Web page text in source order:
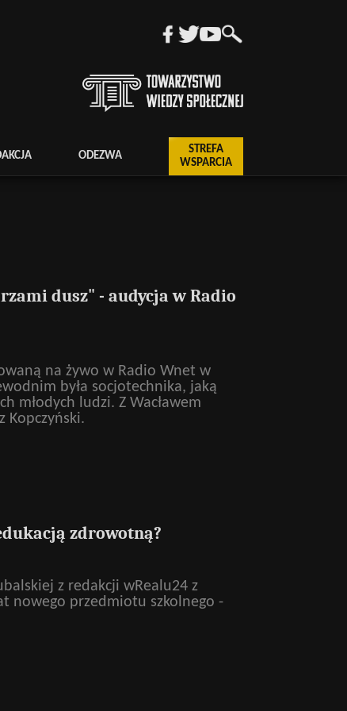
ODEZWA
STREFA
WSPARCIA
dusz" - audycja w Radio
na żywo w Radio Wnet w
była socjotechnika, jaką
młodych ludzi. Z Wacławem
Kopczyński.
zdrowotną?
z redakcji wRealu24 z
nowego przedmiotu szkolnego -